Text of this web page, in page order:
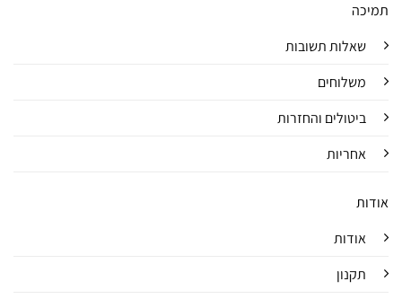
תמיכה
שאלות תשובות
משלוחים
ביטולים והחזרות
אחריות
אודות
אודות
תקנון